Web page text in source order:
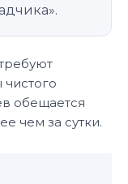
обещается
чем за сутки.